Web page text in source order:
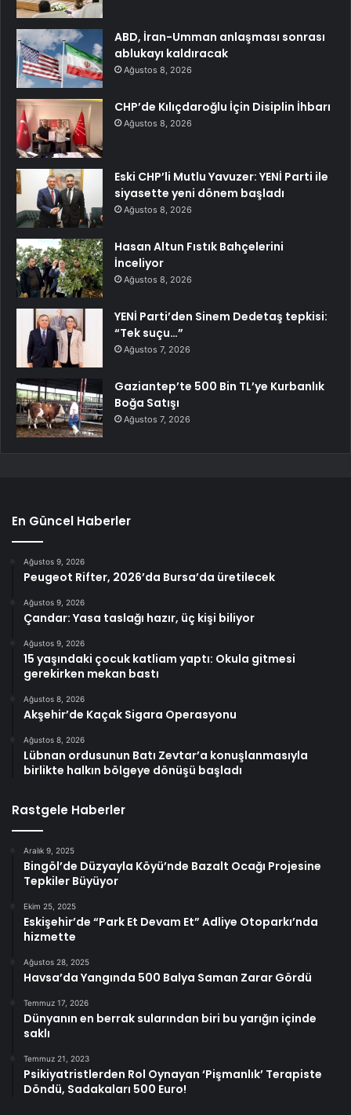
ABD, İran-Umman anlaşması sonrası
ablukayı kaldıracak
Ağustos 8, 2026
CHP’de Kılıçdaroğlu İçin Disiplin İhbarı
Ağustos 8, 2026
Eski CHP’li Mutlu Yavuzer: YENİ Parti ile
siyasette yeni dönem başladı
Ağustos 8, 2026
Hasan Altun Fıstık Bahçelerini
İnceliyor
Ağustos 8, 2026
YENİ Parti’den Sinem Dedetaş tepkisi:
“Tek suçu…”
Ağustos 7, 2026
Gaziantep’te 500 Bin TL’ye Kurbanlık
Boğa Satışı
Ağustos 7, 2026
En Güncel Haberler
Ağustos 9, 2026
Peugeot Rifter, 2026’da Bursa’da üretilecek
Ağustos 9, 2026
Çandar: Yasa taslağı hazır, üç kişi biliyor
Ağustos 9, 2026
15 yaşındaki çocuk katliam yaptı: Okula gitmesi
gerekirken mekan bastı
Ağustos 8, 2026
Akşehir’de Kaçak Sigara Operasyonu
Ağustos 8, 2026
Lübnan ordusunun Batı Zevtar’a konuşlanmasıyla
birlikte halkın bölgeye dönüşü başladı
Rastgele Haberler
Aralık 9, 2025
Bingöl’de Düzyayla Köyü’nde Bazalt Ocağı Projesine
Tepkiler Büyüyor
Ekim 25, 2025
Eskişehir’de “Park Et Devam Et” Adliye Otoparkı’nda
hizmette
Ağustos 28, 2025
Havsa’da Yangında 500 Balya Saman Zarar Gördü
Temmuz 17, 2026
Dünyanın en berrak sularından biri bu yarığın içinde
saklı
Temmuz 21, 2023
Psikiyatristlerden Rol Oynayan ‘Pişmanlık’ Terapiste
Döndü, Sadakaları 500 Euro!